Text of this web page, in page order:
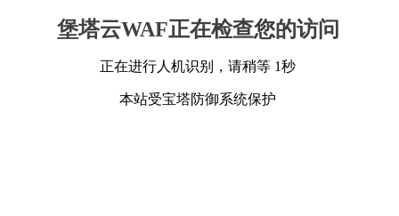
堡塔云WAF正在检查您的访问
正在进行人机识别，请稍等 1秒
本站受宝塔防御系统保护